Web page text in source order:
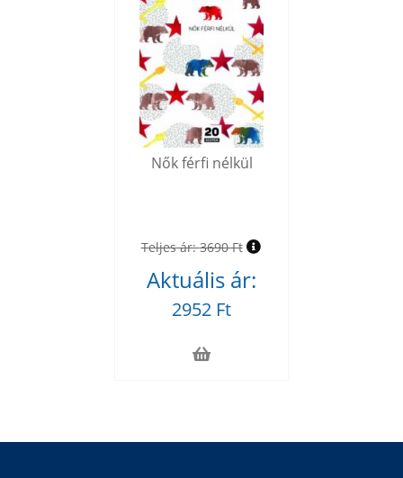
Nők férfi nélkül
Teljes ár:3690 Ft
Aktuális ár:
2952 Ft